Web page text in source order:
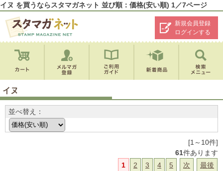
イヌ を買うならスタマガネット 並び順：価格(安い順) 1／7ページ
新規会員登録
ログインする
イヌ
並べ替え：
[1～10件]
61件あります
1
2 3 4 5 次 最後